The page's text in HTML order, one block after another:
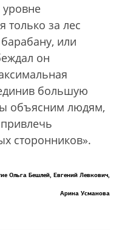
только за лес
или
он
большую
объясним людям,
сторонников».
Ольга Бешлей, Евгений Левкович,
Арина Усманова